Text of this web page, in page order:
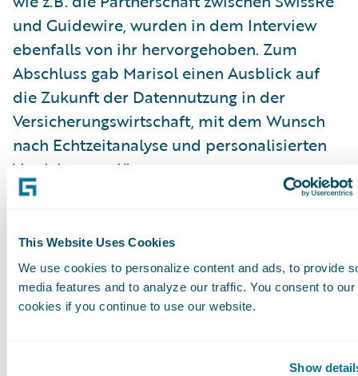
This Website Uses Cookies
We use cookies to personalize content and ads, to provide
media features and to analyze our traffic. You consent to our
cookies if you continue to use our website.
Show
und Guidewire, wurden in dem Interview
ebenfalls von ihr hervorgehoben. Zum
Abschluss gab Marisol einen Ausblick auf
die Zukunft der Datennutzung in der
Versicherungswirtschaft, mit dem Wunsch
nach Echtzeitanalyse und personalisierten
Versicherungslösungen.
der Kernversicherungssysteme
Im Zentrum jeder Digitalisierungsinitiative
stehen sicherlich die
Kernversicherungssysteme der Versicherer.